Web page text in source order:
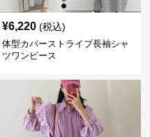
¥6,220 (税込)
体型カバーストライプ長袖シャ
ツワンピース